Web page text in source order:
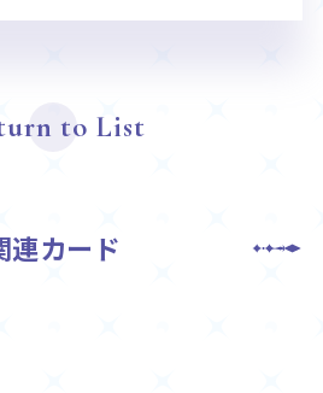
to List
連カード